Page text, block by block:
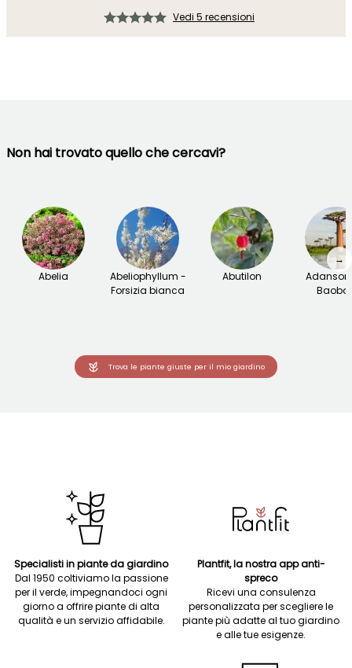
Vedi 5 recensioni
Non hai trovato quello che cercavi?
Abelia
Abeliophyllum -
Forsizia bianca
Abutilon
→
Trova le piante giuste per il mio giardino
Specialisti in piante da giardino
Dal 1950 coltiviamo la passione
per il verde, impegnandoci ogni
giorno a offrire piante di alta
qualità e un servizio affidabile.
Plantfit, la nostra app anti-
spreco
Ricevi una consulenza
personalizzata per scegliere le
piante più adatte al tuo giardino
e alle tue esigenze.